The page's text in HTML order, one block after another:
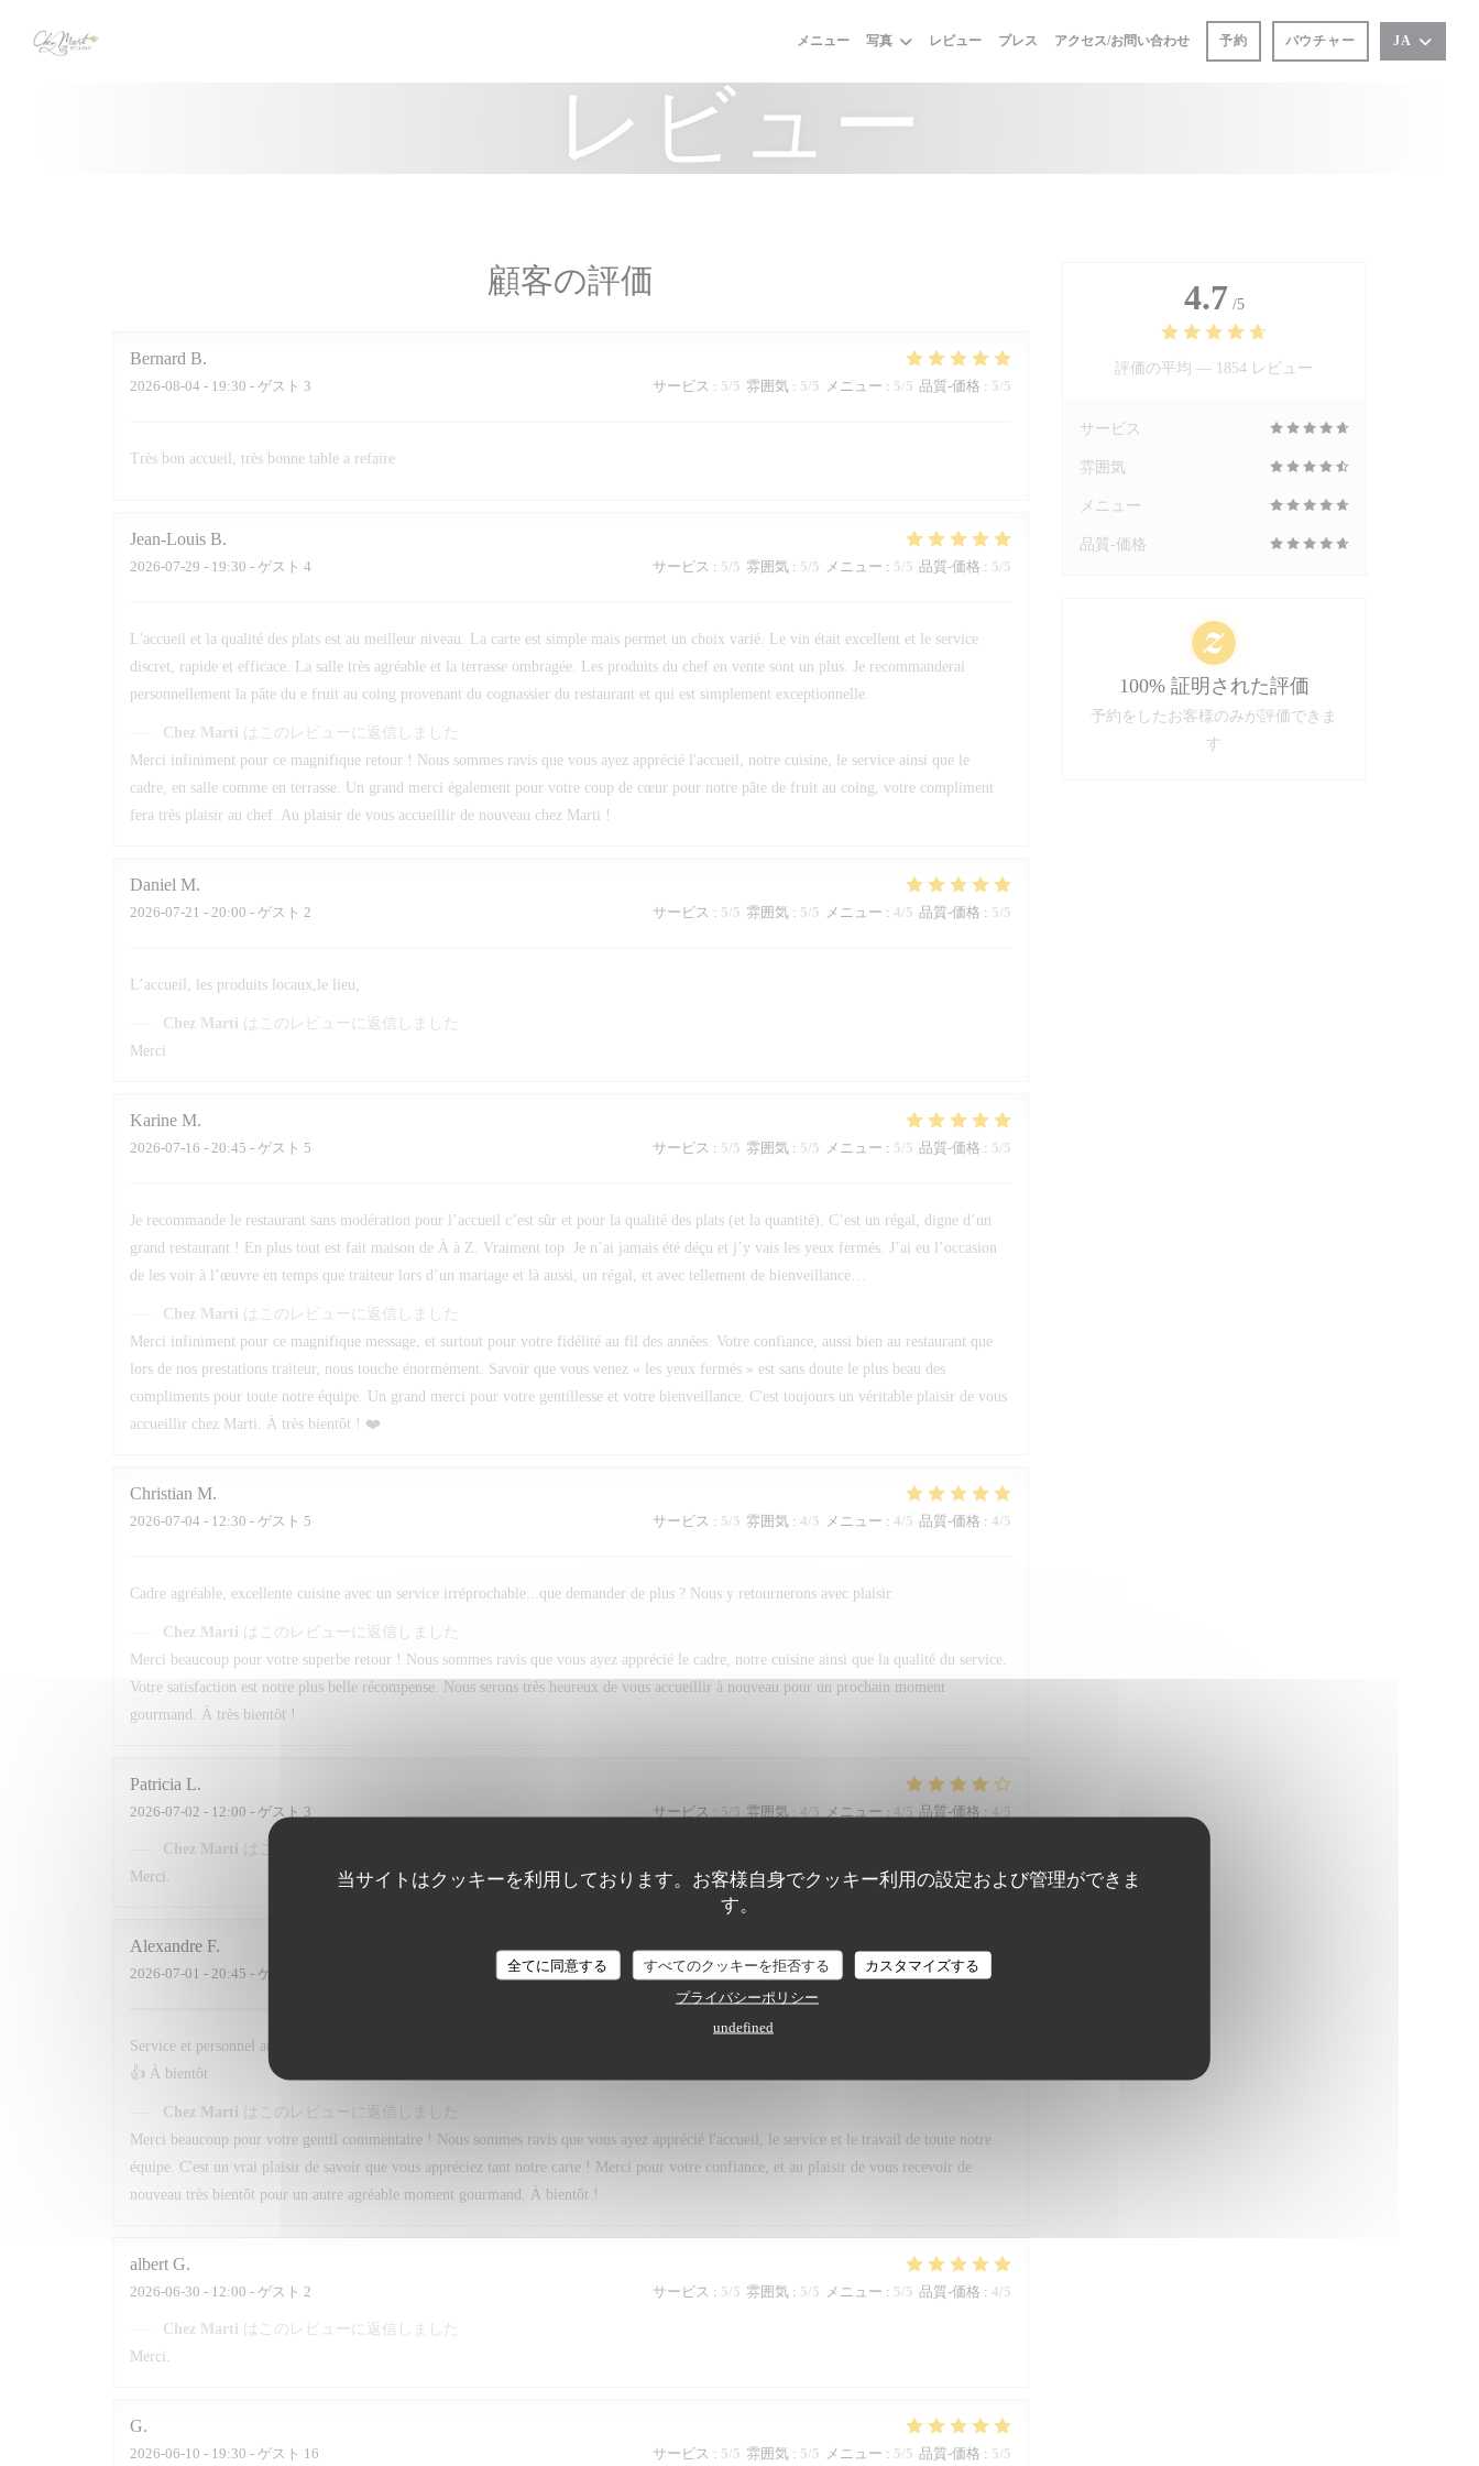
当サイトはクッキーを利用しております。お客様自身でクッキー利用の設定および管理ができま
す。
全てに同意する すべてのクッキーを拒否する
カスタマイズする
プライバシーポリシー
undefined
メニュー 写真 レビュー プレス アクセス/お問い合わせ 予約 バウチャー JA
レビュー
顧客の評価
Bernard B
2026-08-04 - 19:30 - ゲスト 3 サービス : 5/5 雰囲気: 5/5 メニュー : 5/5 品質-価格 : 5/5
Très bon accueil, très bonne table a refaire
Jean-Louis B
2026-07-29 - 19:30 - ゲスト 4 サービス : 5/5 雰囲気: 5/5 メニュー : 5/5 品質-価格 : 5/5
L'accueil et la qualité des plats est au meilleur niveau. La carte est simple mais permet un choix varié. Le vin était excellent et le service
discret, rapide et efficace. La salle très agréable et la terrasse ombragée. Les produits du chef en vente sont un plus. Je recommanderai
personnellement la pâte du e fruit au coing provenant du cognassier du restaurant et qui est simplement exceptionnelle.
Chez Marti はこのレビューに返信しました
Merci infiniment pour ce magnifique retour ! Nous sommes ravis que vous ayez apprécié l'accueil, notre cuisine, le service ainsi que le
cadre, en salle comme en terrasse. Un grand merci également pour votre coup de cœur pour notre pâte de fruit au coing, votre compliment
fera très plaisir au chef. Au plaisir de vous accueillir de nouveau chez Marti !
Daniel M
2026-07-21 - 20:00 - ゲスト 2 サービス : 5/5 雰囲気: 5/5 メニュー : 4/5 品質-価格 : 5/5
L’accueil, les produits locaux,le lieu,
Chez Marti はこのレビューに返信しました
Merci
Karine M
2026-07-16 - 20:45 - ゲスト 5 サービス : 5/5 雰囲気: 5/5 メニュー : 5/5 品質-価格 : 5/5
Je recommande le restaurant sans modération pour l’accueil c’est sûr et pour la qualité des plats (et la quantité). C’est un régal, digne d’un
grand restaurant ! En plus tout est fait maison de À à Z. Vraiment top. Je n’ai jamais été déçu et j’y vais les yeux fermés. J’ai eu l’occasion
de les voir à l’œuvre en temps que traiteur lors d’un mariage et là aussi, un régal, et avec tellement de bienveillance…
Chez Marti はこのレビューに返信しました
Merci infiniment pour ce magnifique message, et surtout pour votre fidélité au fil des années. Votre confiance, aussi bien au restaurant que
lors de nos prestations traiteur, nous touche énormément. Savoir que vous venez « les yeux fermés » est sans doute le plus beau des
compliments pour toute notre équipe. Un grand merci pour votre gentillesse et votre bienveillance. C'est toujours un véritable plaisir de vous
accueillir chez Marti. À très bientôt ! ❤️
Christian M
2026-07-04 - 12:30 - ゲスト 5 サービス : 5/5 雰囲気: 4/5 メニュー : 4/5 品質-価格 : 4/5
Cadre agréable, excellente cuisine avec un service irréprochable...que demander de plus ? Nous y retournerons avec plaisir.
Chez Marti はこのレビューに返信しました
Merci beaucoup pour votre superbe retour ! Nous sommes ravis que vous ayez apprécié le cadre, notre cuisine ainsi que la qualité du service.
Votre satisfaction est notre plus belle récompense. Nous serons très heureux de vous accueillir à nouveau pour un prochain moment
gourmand. À très bientôt !
Patricia L
2026-07-02 - 12:00 - ゲスト 3 サービス : 5 /5 雰囲気 : 4 /5 メニュー : 4 /5 品質-価格 : 4 /5
Chez Marti はこのレビューに返信しました
Merci.
Alexandre F
2026-07-01 - 20:45 - ゲスト 3 サービス: 5 /5 雰囲気 : 5/5 メニュー: 5/5 品質-価格 5
Service et personnel au top . Quand au menu le choix est toujours très difficile , Tant de bonne préparation à déguster . Merci pour ce dîner
👍 À bientôt
Chez Marti はこのレビューに返信しました
Merci beaucoup pour votre gentil commentaire ! Nous sommes ravis que vous ayez apprécié l'accueil, le service et le travail de toute notre
équipe. C'est un vrai plaisir de savoir que vous appréciez tant notre carte ! Merci pour votre confiance, et au plaisir de vous recevoir de
nouveau très bientôt pour un autre agréable moment gourmand. À bientôt !
albert G
2026-06-30 - 12:00 - ゲスト 2 サービス : 5/5 雰囲気: 5/5 メニュー : 5/5 品質-価格 : 4/5
Chez Marti はこのレビューに返信しました
Merci.
G
2026-06-10 - 19:30 - ゲスト 16 サービス : 5/5 雰囲気: 5/5 メニュー : 5/5 品質-価格 : 5/5
4.7 /5
評価の平均 — 1854 レビュー
サービス
雰囲気
メニュー
品質-価格
100% 証明された評価
予約をしたお客様のみが評価できま
す